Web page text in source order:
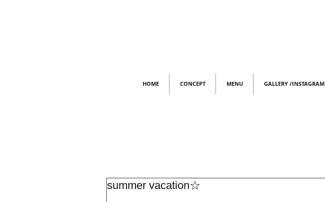
HOME CONCEPT MENU GALLERY /INSTAGRAM
summer vacation☆